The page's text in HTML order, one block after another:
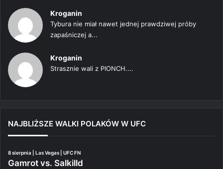
Kroganin
Tybura nie miał nawet jednej prawdziwej próby
zapaśniczej a...
Kroganin
Strasznie wali z PIONCH....
NAJBLIŻSZE WALKI POLAKÓW W UFC
8 sierpnia | Las Vegas | UFC FN
Gamrot vs. Salkilld